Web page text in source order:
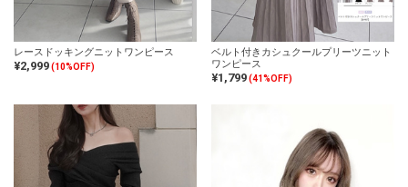
レースドッキングニットワンピース
¥2,999(10%OFF)
ベルト付きカシュクールプリーツニット
ワンピース
¥1,799(41%OFF)